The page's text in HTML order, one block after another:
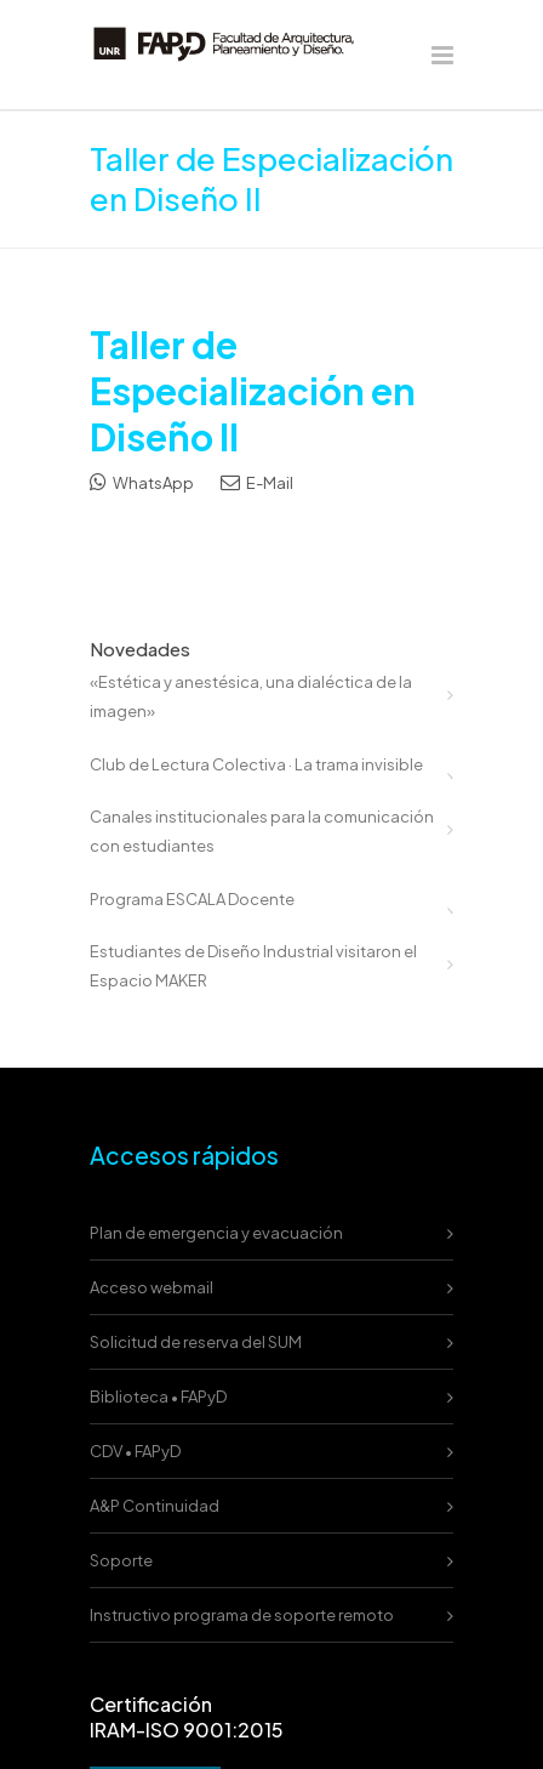
Taller de Especialización
en Diseño II
Taller de
Especialización en
Diseño II
WhatsApp E-Mail
Novedades
«Estética y anestésica, una dialéctica de la
imagen»
Club de Lectura Colectiva · La trama invisible
Canales institucionales para la comunicación
con estudiantes
Programa ESCALA Docente
Estudiantes de Diseño Industrial visitaron el
Espacio MAKER
Accesos rápidos
Plan de emergencia y evacuación
Acceso webmail
Solicitud de reserva del SUM
Biblioteca • FAPyD
CDV • FAPyD
A&P Continuidad
Soporte
Instructivo programa de soporte remoto
Certificación
IRAM-ISO 9001:2015